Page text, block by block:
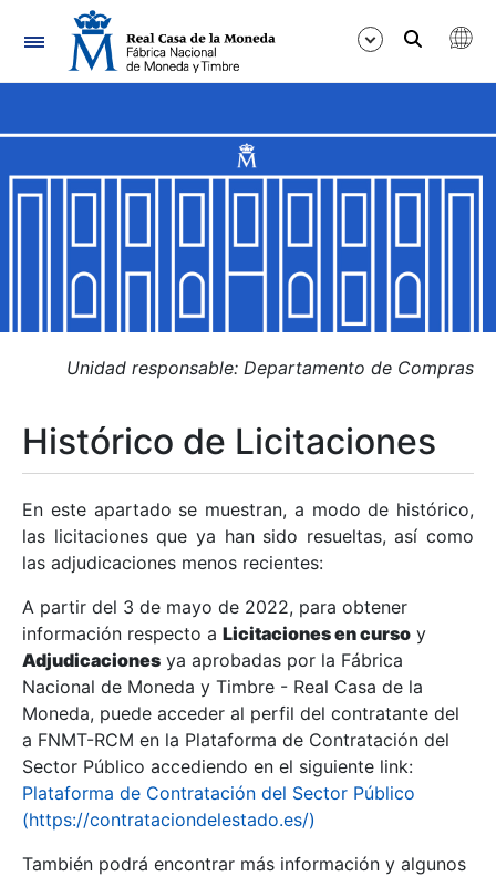
Navegación
Mostrar/Ocultar
Mostrar/Ocultar
Mostrar/Ocultar
Mostrar/Ocultar
Mostrar/Ocultar
Mostrar/Ocultar
Unidad responsable: Departamento de Compras
Histórico de Licitaciones
En este apartado se muestran, a modo de histórico,
las licitaciones que ya han sido resueltas, así como
las adjudicaciones menos recientes:
A partir del 3 de mayo de 2022, para obtener
información respecto a Licitaciones en curso y
Adjudicaciones ya aprobadas por la Fábrica
Nacional de Moneda y Timbre - Real Casa de la
Moneda, puede acceder al perfil del contratante del
a FNMT-RCM en la Plataforma de Contratación del
Sector Público accediendo en el siguiente link:
Plataforma de Contratación del Sector Público
(https://contrataciondelestado.es/)
También podrá encontrar más información y algunos